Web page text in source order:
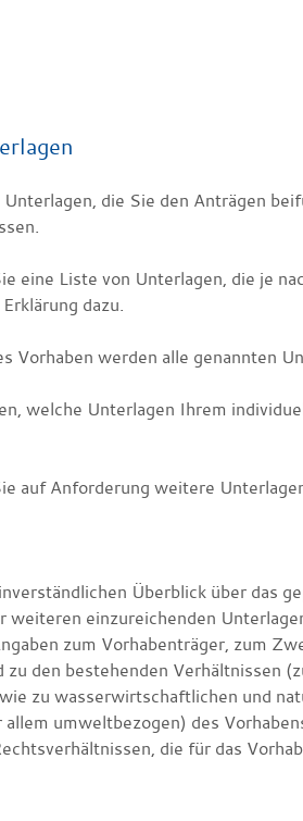
Unterlagen, die Sie den Anträgen
eine Liste von Unterlagen, die je
dazu.
Vorhaben werden alle genannten
welche Unterlagen Ihrem
auf Anforderung weitere
Überblick über das
weiteren einzureichenden
zum Vorhabenträger, zum
zu den bestehenden Verhältnissen
zu wasserwirtschaftlichen und
allem umweltbezogen) des
die für das